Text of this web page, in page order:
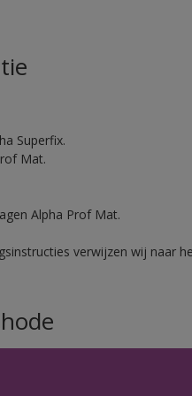
Superfix.
Mat.
Alpha Prof Mat.
verwijzen wij naar